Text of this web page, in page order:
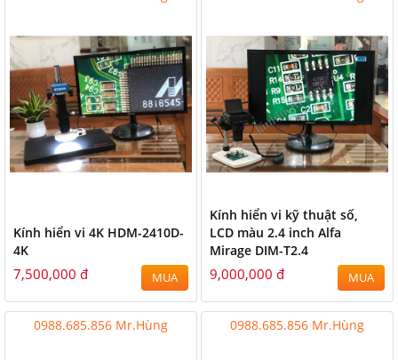
Kính hiển vi 4K HDM-2410D-
4K
7,500,000 đ MUA
Kính hiển vi kỹ thuật số,
LCD màu 2.4 inch Alfa
Mirage DIM-T2.4
9,000,000 đ MUA
0988.685.856 Mr.Hùng 0988.685.856 Mr.Hùng